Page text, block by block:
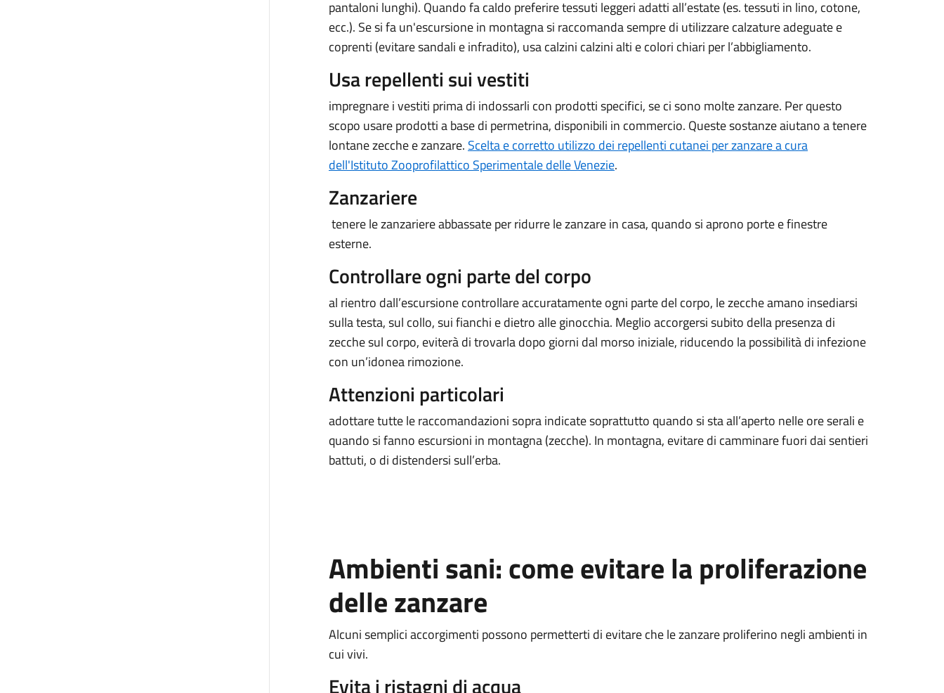
pantaloni lunghi). Quando fa caldo preferire tessuti leggeri adatti all’estate (es. tessuti in lino, cotone,
ecc.). Se si fa un'escursione in montagna si raccomanda sempre di utilizzare calzature adeguate e
coprenti (evitare sandali e infradito), usa calzini calzini alti e colori chiari per l’abbigliamento.
Usa repellenti sui vestiti
impregnare i vestiti prima di indossarli con prodotti specifici, se ci sono molte zanzare. Per questo
scopo usare prodotti a base di permetrina, disponibili in commercio. Queste sostanze aiutano a tenere
lontane zecche e zanzare. Scelta e corretto utilizzo dei repellenti cutanei per zanzare a cura
dell'Istituto Zooprofilattico Sperimentale delle Venezie.
Zanzariere
tenere le zanzariere abbassate per ridurre le zanzare in casa, quando si aprono porte e finestre
esterne.
Controllare ogni parte del corpo
al rientro dall’escursione controllare accuratamente ogni parte del corpo, le zecche amano insediarsi
sulla testa, sul collo, sui fianchi e dietro alle ginocchia. Meglio accorgersi subito della presenza di
zecche sul corpo, eviterà di trovarla dopo giorni dal morso iniziale, riducendo la possibilità di infezione
con un’idonea rimozione.
Attenzioni particolari
adottare tutte le raccomandazioni sopra indicate soprattutto quando si sta all’aperto nelle ore serali e
quando si fanno escursioni in montagna (zecche). In montagna, evitare di camminare fuori dai sentieri
battuti, o di distendersi sull’erba.
Ambienti sani: come evitare la proliferazione
delle zanzare
Alcuni semplici accorgimenti possono permetterti di evitare che le zanzare proliferino negli ambienti in
cui vivi.
Evita i ristagni di acqua